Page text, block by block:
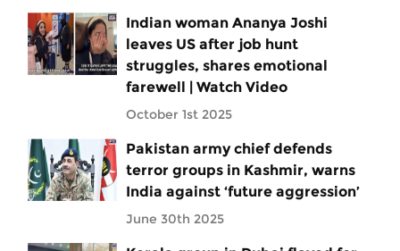
Indian woman Ananya Joshi
leaves US after job hunt
struggles, shares emotional
farewell | Watch Video
October 1st 2025
Pakistan army chief defends
terror groups in Kashmir, warns
India against ‘future aggression’
June 30th 2025